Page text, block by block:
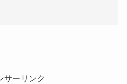
サーリンク